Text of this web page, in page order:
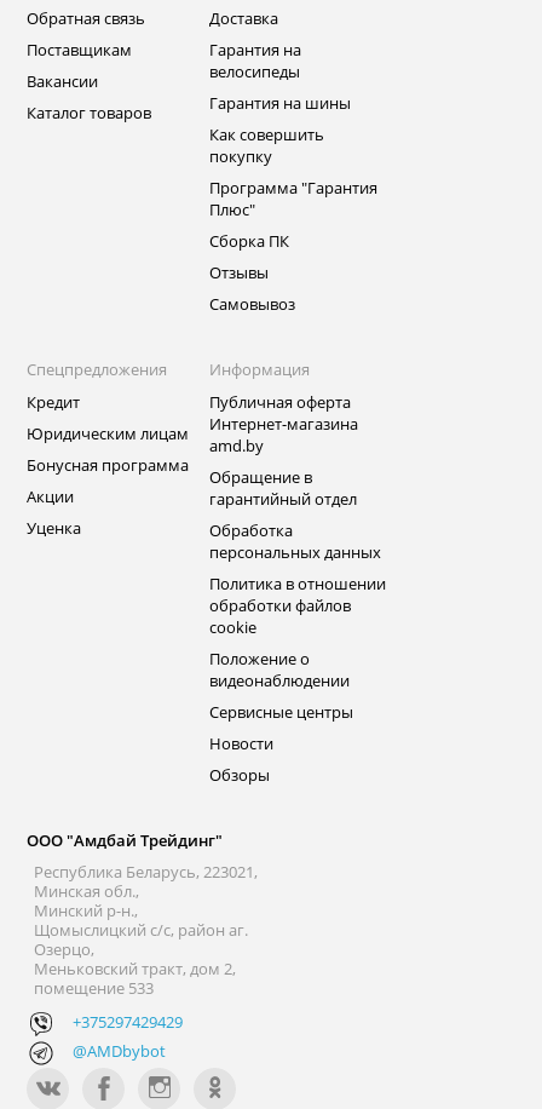
Обратная связь
Поставщикам
Вакансии
Каталог товаров
Доставка
Гарантия на
велосипеды
Гарантия на шины
Как совершить
покупку
Программа "Гарантия
Плюс"
Сборка ПК
Отзывы
Самовывоз
Спецпредложения
Кредит
Юридическим лицам
Бонусная программа
Акции
Уценка
Информация
Публичная оферта
Интернет-магазина
amd.by
Обращение в
гарантийный отдел
Обработка
персональных данных
Политика в отношении
обработки файлов
cookie
Положение о
видеонаблюдении
Сервисные центры
Новости
Обзоры
ООО "Амдбай Трейдинг"
Республика Беларусь, 223021,
Минская обл.,
Минский р-н.,
Щомыслицкий с/с, район аг.
Озерцо,
Меньковский тракт, дом 2,
помещение 533
+375297429429
@AMDbybot